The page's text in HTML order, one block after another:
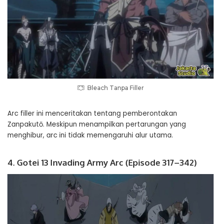
Bleach Tanpa Filler
Arc filler ini menceritakan tentang pemberontakan
Zanpakutō. Meskipun menampilkan pertarungan yang
menghibur, arc ini tidak memengaruhi alur utama.
4. Gotei 13 Invading Army Arc (Episode 317–342)